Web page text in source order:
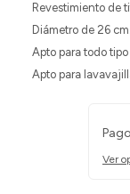
Revestimiento de
Diámetro de 26 cm.
Apto para todo
Apto para
Ver